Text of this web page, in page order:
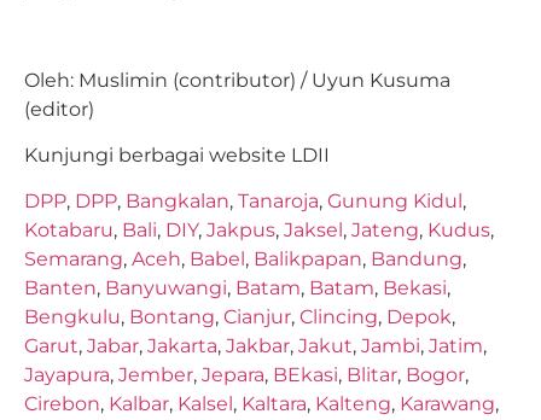
Oleh: Muslimin (contributor) / Uyun Kusuma
(editor)
Kunjungi berbagai website LDII
DPP, DPP, Bangkalan, Tanaroja, Gunung Kidul ,
Kotabaru, Bali, DIY, Jakpus, Jaksel , Jateng, Kudus,
Semarang, Aceh, Babel , Balikpapan, Bandung,
Banten, Banyuwangi, Batam, Batam, Bekasi,
Bengkulu, Bontang, Cianjur, Clincing, Depok,
Garut, Jabar, Jakarta, Jakbar, Jakut, Jambi, Jatim,
Jayapura, Jember, Jepara, BEkasi, Blitar, Bogor,
Cirebon, Kalbar, Kalsel , Kaltara, Kalteng, Karawang,